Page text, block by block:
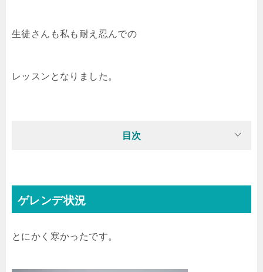
生徒さんも私も耐え忍んでの
レッスンとなりました。
目次
ゲレンデ状況
とにかく寒かったです。